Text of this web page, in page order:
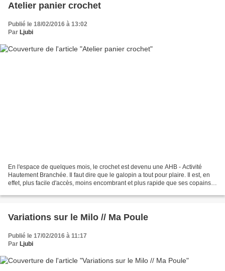
Atelier panier crochet
Publié le 18/02/2016 à 13:02
Par Ljubi
En l'espace de quelques mois, le crochet est devenu une AHB - Activité
Hautement Branchée. Il faut dire que le galopin a tout pour plaire. Il est, en
effet, plus facile d'accès, moins encombrant et plus rapide que ses copains
Variations sur le Milo // Ma Poule
Publié le 17/02/2016 à 11:17
Par Ljubi